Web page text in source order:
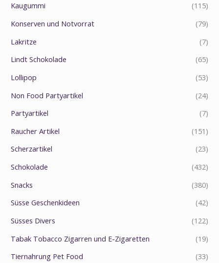
Kaugummi
(115)
Konserven und Notvorrat
(79)
Lakritze
(7)
Lindt Schokolade
(65)
Lollipop
(53)
Non Food Partyartikel
(24)
Partyartikel
(7)
Raucher Artikel
(151)
Scherzartikel
(23)
Schokolade
(432)
Snacks
(380)
Süsse Geschenkideen
(42)
Süsses Divers
(122)
Tabak Tobacco Zigarren und E-Zigaretten
(19)
Tiernahrung Pet Food
(33)